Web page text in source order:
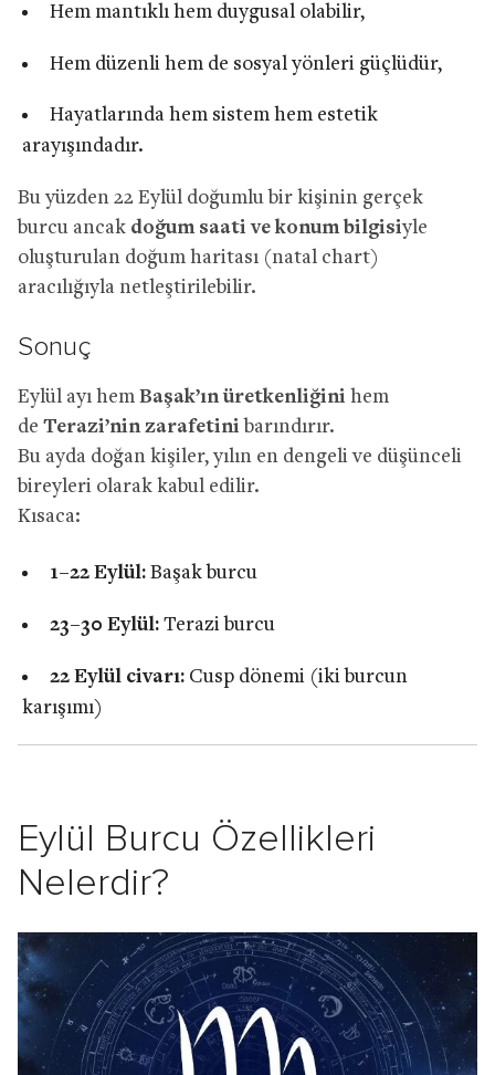
Hem mantıklı hem duygusal olabilir,
Hem düzenli hem de sosyal yönleri güçlüdür,
Hayatlarında hem sistem hem estetik
arayışındadır.
Bu yüzden 22 Eylül doğumlu bir kişinin gerçek
burcu ancak doğum saati ve konum bilgisiyle
oluşturulan doğum haritası (natal chart)
aracılığıyla netleştirilebilir.
Sonuç
Eylül ayı hem Başak’ın üretkenliğini hem
de Terazi’nin zarafetini barındırır.
Bu ayda doğan kişiler, yılın en dengeli ve düşünceli
bireyleri olarak kabul edilir.
Kısaca:
1–22 Eylül:Başak burcu
23–30 Eylül:Terazi burcu
22 Eylül civarı:Cusp dönemi (iki burcun
karışımı)
Eylül Burcu Özellikleri
Nelerdir?